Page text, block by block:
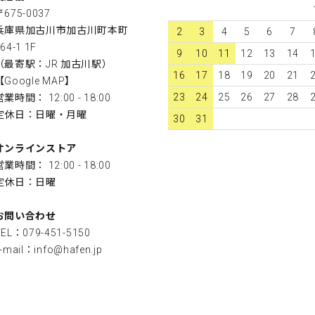
675-0037
庫県加古川市加古川町本町
1 1F
（最寄駅：JR 加古川駅）
【Google MAP】
業時間： 12:00 - 18:00
休日：日曜・月曜
ンラインストア
業時間： 12:00 - 18:00
休日：日曜
問い合わせ
：079-451-5150
mail： info@hafen.jp
1
2
3 4 5 6 7
9
10 11 12 13 14
16
17 18 19 20 21
23
24 25 26 27 28
30
31